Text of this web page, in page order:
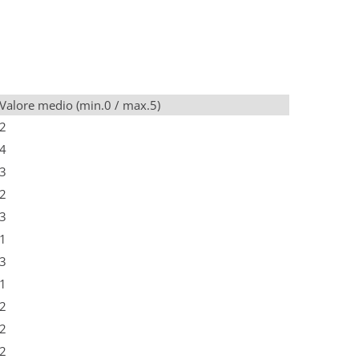
Valore medio (min.0 / max.5)
2
4
3
2
3
1
3
1
2
2
2